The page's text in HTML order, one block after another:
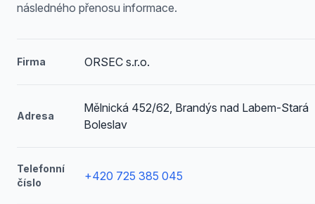
následného přenosu informace.
Firma ORSEC s.r.o.
Adresa
Mělnická 452/62, Brandýs nad Labem-Stará
Boleslav
Telefonní
číslo
+420 725 385 045